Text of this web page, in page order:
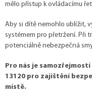
mělo přístup k ovládacímu
Aby si dítě nemohlo ublížit,
systémem pro přetržení. Při
potenciálně nebezpečná
Pro nás je samozřejmostí
13120 pro zajištění
místě.